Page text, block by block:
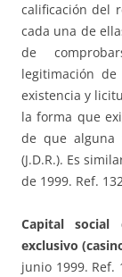
calificación del
cada una de
de
legitimación
existencia y
la forma que
de que alguna
(J.D.R.). Es
de 1999. Ref.
Capital social
exclusivo
junio 1999. Ref.